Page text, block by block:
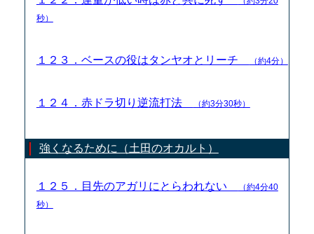
秒）
１２３．ベースの役はタンヤオとリーチ （約4分）
１２４．赤ドラ切り逆流打法 （約3分30秒）
強くなるために（土田のオカルト）
１２５．目先のアガリにとらわれない
（約4分40
秒）